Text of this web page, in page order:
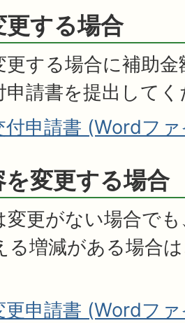
更する場合
更する場合に補助
申請書を提出して
付申請書 (Wordフ
変更する場合
変更がない場合で
る増減がある場合
更申請書 (Wordフ